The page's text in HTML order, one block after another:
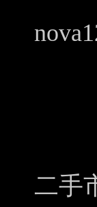
二手